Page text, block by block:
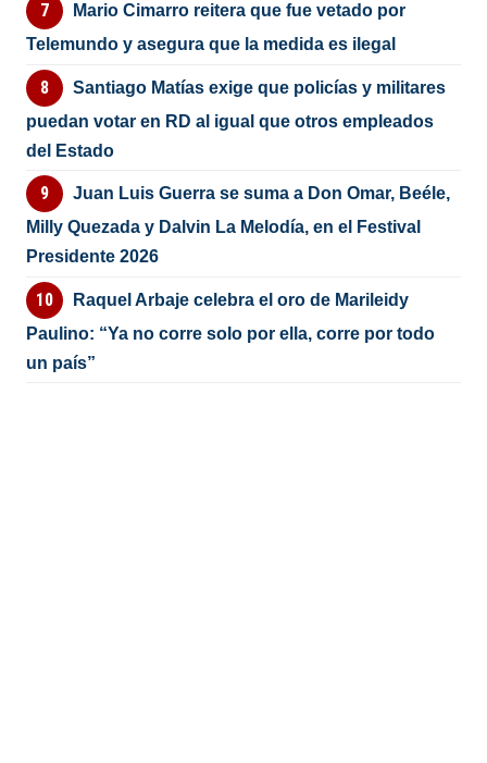
Mario Cimarro reitera que fue vetado por
Telemundo y asegura que la medida es ilegal
Santiago Matías exige que policías y militares
puedan votar en RD al igual que otros empleados
del Estado
Juan Luis Guerra se suma a Don Omar, Beéle,
Milly Quezada y Dalvin La Melodía, en el Festival
Presidente 2026
Raquel Arbaje celebra el oro de Marileidy
Paulino: “Ya no corre solo por ella, corre por todo
un país”